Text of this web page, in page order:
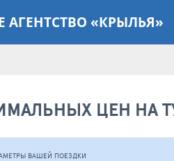
АГЕНТСТВО «КРЫЛЬЯ»
ЦЕН НА
ВАШЕЙ ПОЕЗДКИ